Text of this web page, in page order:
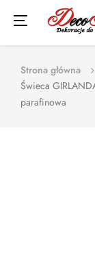
Toggle
navigation
☰
Strona główna
Świeca
parafinowa